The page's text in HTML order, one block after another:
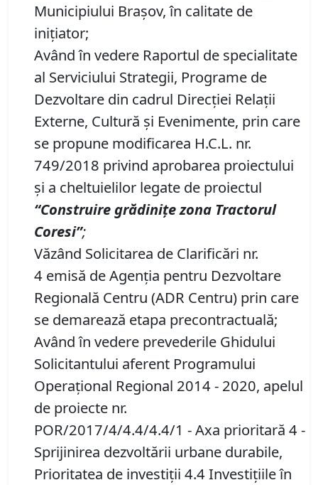
Municipiului Braşov, în calitate de
inițiator;
Având în vedere Raportul de specialitate
al Serviciului Strategii, Programe de
Dezvoltare din cadrul Direcţiei Relaţii
Externe, Cultură şi Evenimente, prin care
se propune modificarea H.C.L. nr.
749/2018 privind aprobarea proiectului
și a cheltuielilor legate de proiectul
“Construire grădinițe zona Tractorul
Coresi”;
Văzând Solicitarea de Clarificări nr.
4 emisă de Agenția pentru Dezvoltare
Regională Centru (ADR Centru) prin care
se demarează etapa precontractuală;
Având în vedere prevederile Ghidului
Solicitantului aferent Programului
Operaţional Regional 2014 - 2020, apelul
de proiecte nr.
POR/2017/4/4.4/4.4/1 - Axa prioritară 4 -
Sprijinirea dezvoltării urbane durabile,
Prioritatea de investiții 4.4 Investițiile în